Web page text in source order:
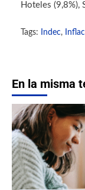
Hoteles (9,8%),
Tags: Indec,
En la misma